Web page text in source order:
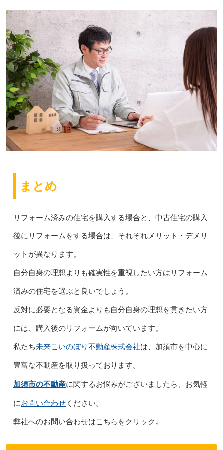
まとめ
リフォーム済みの住宅を購入する場合と、中古住宅の購入
後にリフォームをする場合は、それぞれメリット・デメリ
ットが異なります。
自分自身の理想よりも確実性を重視したい方はリフォーム
済みの住宅を選ぶと良いでしょう。
反対に必要となる資金よりも自分自身の理想を貫きたい方
には、購入後のリフォームが向いています。
私たち未来こいのぼり不動産株式会社は、加須市を中心に
豊富な不動産を取り扱っております。
加須市の不動産に関するお悩みがございましたら、お気軽
にお問い合わせください。
弊社へのお問い合わせはこちらをクリック↓